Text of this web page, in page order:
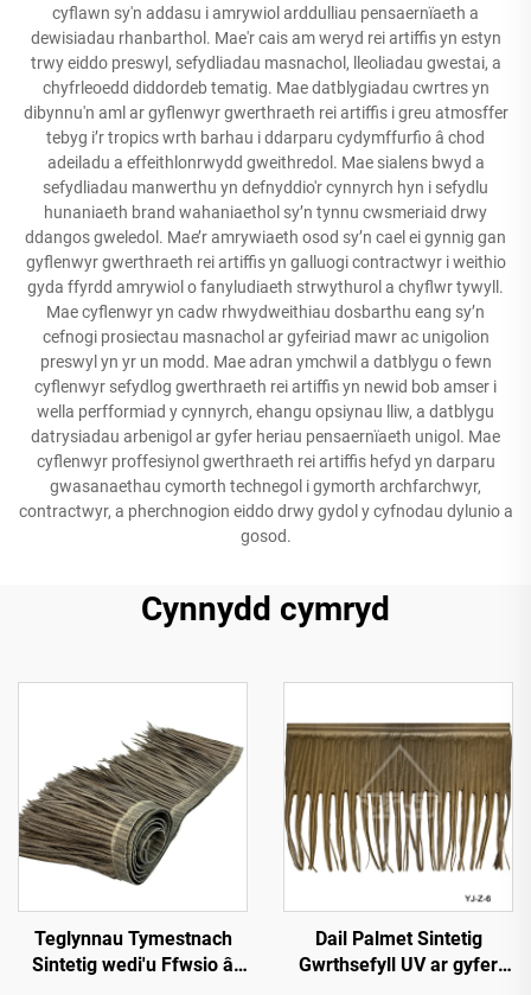
cyflawn sy'n addasu i amrywiol arddulliau pensaernïaeth a
dewisiadau rhanbarthol. Mae'r cais am weryd rei artiffis yn estyn
trwy eiddo preswyl, sefydliadau masnachol, lleoliadau gwestai, a
chyfrleoedd diddordeb tematig. Mae datblygiadau cwrtres yn
dibynnu'n aml ar gyflenwyr gwerthraeth rei artiffis i greu atmosffer
tebyg i’r tropics wrth barhau i ddarparu cydymffurfio â chod
adeiladu a effeithlonrwydd gweithredol. Mae sialens bwyd a
sefydliadau manwerthu yn defnyddio'r cynnyrch hyn i sefydlu
hunaniaeth brand wahaniaethol sy’n tynnu cwsmeriaid drwy
ddangos gweledol. Mae’r amrywiaeth osod sy’n cael ei gynnig gan
gyflenwyr gwerthraeth rei artiffis yn galluogi contractwyr i weithio
gyda ffyrdd amrywiol o fanyludiaeth strwythurol a chyflwr tywyll.
Mae cyflenwyr yn cadw rhwydweithiau dosbarthu eang sy’n
cefnogi prosiectau masnachol ar gyfeiriad mawr ac unigolion
preswyl yn yr un modd. Mae adran ymchwil a datblygu o fewn
cyflenwyr sefydlog gwerthraeth rei artiffis yn newid bob amser i
wella perfformiad y cynnyrch, ehangu opsiynau lliw, a datblygu
datrysiadau arbenigol ar gyfer heriau pensaernïaeth unigol. Mae
cyflenwyr proffesiynol gwerthraeth rei artiffis hefyd yn darparu
gwasanaethau cymorth technegol i gymorth archfarchwyr,
contractwyr, a pherchnogion eiddo drwy gydol y cyfnodau dylunio a
gosod.
Cynnydd cymryd
Teglynnau Tymestnach
Sintetig wedi'u Ffwsio â
Dail Palmet Sintetig
Gwrthsefyll UV ar gyfer